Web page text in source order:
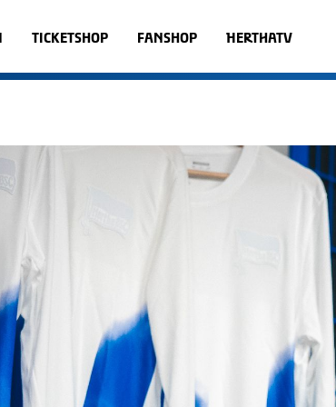
TICKETSHOP FANSHOP HERTHATV